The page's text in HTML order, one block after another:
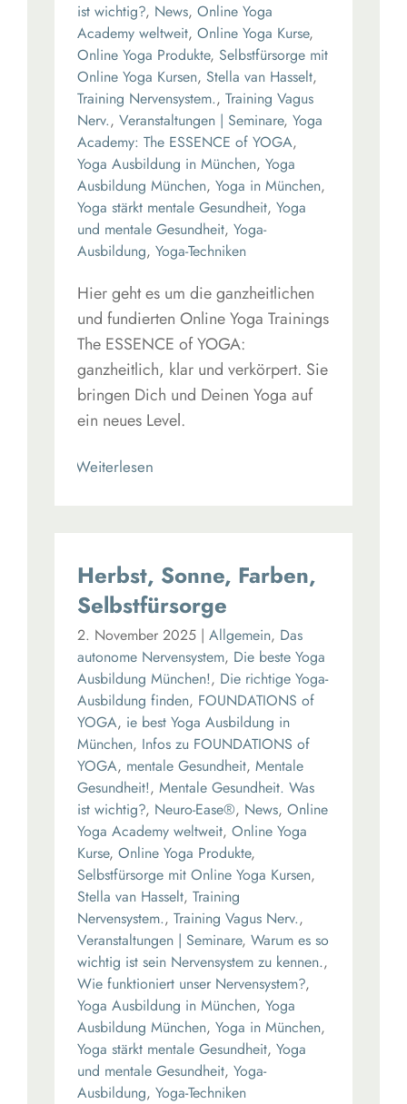
ist wichtig?, News, Online Yoga
Academy weltweit, Online Yoga Kurse,
Online Yoga Produkte, Selbstfürsorge mit
Online Yoga Kursen, Stella van Hasselt,
Training Nervensystem., Training Vagus
Nerv., Veranstaltungen | Seminare, Yoga
Academy: The ESSENCE of YOGA,
Yoga Ausbildung in München, Yoga
Ausbildung München, Yoga in München,
Yoga stärkt mentale Gesundheit, Yoga
und mentale Gesundheit, Yoga-
Ausbildung, Yoga-Techniken
Hier geht es um die ganzheitlichen
und fundierten Online Yoga Trainings
The ESSENCE of YOGA:
ganzheitlich, klar und verkörpert. Sie
bringen Dich und Deinen Yoga auf
ein neues Level.
Read More
Herbst, Sonne, Farben,
Selbstfürsorge
2. November 2025 | Allgemein, Das
autonome Nervensystem, Die beste Yoga
Ausbildung München!, Die richtige Yoga-
Ausbildung finden, FOUNDATIONS of
YOGA, ie best Yoga Ausbildung in
München, Infos zu FOUNDATIONS of
YOGA, mentale Gesundheit, Mentale
Gesundheit!, Mentale Gesundheit. Was
ist wichtig?, Neuro-Ease®, News, Online
Yoga Academy weltweit, Online Yoga
Kurse, Online Yoga Produkte,
Selbstfürsorge mit Online Yoga Kursen,
Stella van Hasselt, Training
Nervensystem., Training Vagus Nerv.,
Veranstaltungen | Seminare, Warum es so
wichtig ist sein Nervensystem zu kennen.,
Wie funktioniert unser Nervensystem?,
Yoga Ausbildung in München, Yoga
Ausbildung München, Yoga in München,
Yoga stärkt mentale Gesundheit, Yoga
und mentale Gesundheit, Yoga-
Ausbildung, Yoga-Techniken